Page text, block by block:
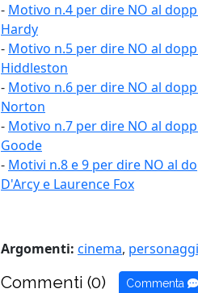
- Motivo n.4 per dire NO al
Hardy
- Motivo n.5 per dire NO al
Hiddleston
- Motivo n.6 per dire NO al
Norton
- Motivo n.7 per dire NO al
Goode
- Motivi n.8 e 9 per dire NO al
D'Arcy e Laurence Fox
Argomenti: cinema, personaggi
Commenti (0) Commenta